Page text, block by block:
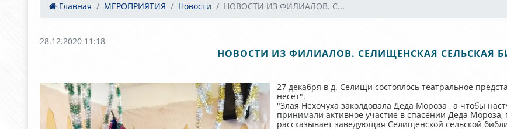
Главная МЕРОПРИЯТИЯ Новости НОВОСТИ ИЗ ФИЛИАЛОВ. С...
28.12.2020 11:18
НОВОСТИ ИЗ ФИЛИАЛОВ. СЕЛИЩЕНСКАЯ СЕЛЬСКАЯ
27 декабря в д. Селищи состоялось театральное
несет".
"Злая Нехочуха заколдовала Деда Мороза , а чтобы
принимали активное участие в спасении Деда Мороза,
рассказывает заведующая Селищенской сельской